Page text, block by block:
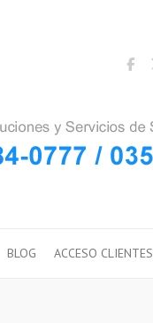
BLOG ACCESO CLIENTES